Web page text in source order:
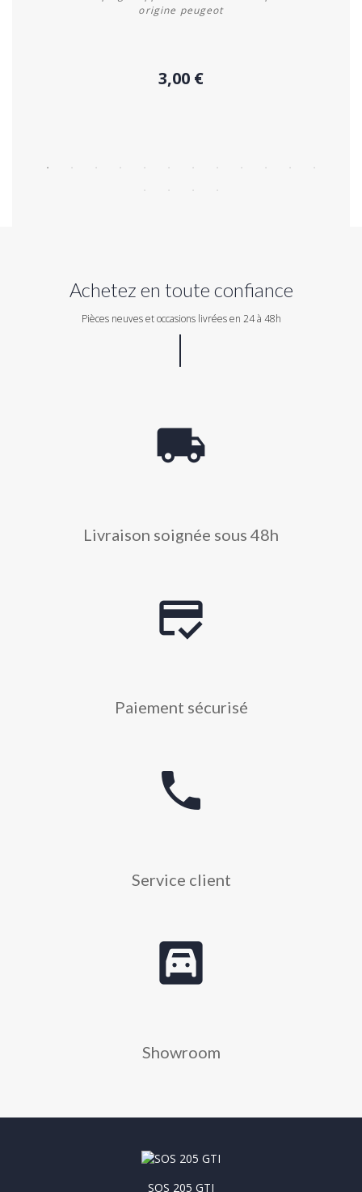
origine peugeot
3,00 €
Achetez en toute confiance
Pièces neuves et occasions livrées en 24 à 48h
local_shipping
Livraison soignée sous 48h
credit_score
Paiement sécurisé
phone
Service client
garage
Showroom
SOS 205 GTI